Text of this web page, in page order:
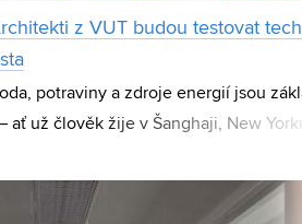
z VUT budou testovat
potraviny a zdroje energií jsou
už člověk žije v Šanghaji, New